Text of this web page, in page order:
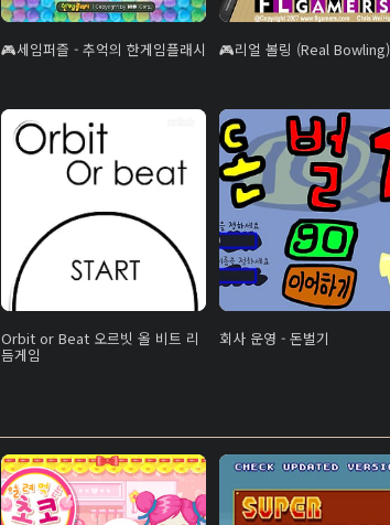
세임퍼즐 - 추억의 한게임플래시 리얼 볼링 (Real Bowling)
Orbit or Beat 오르빗 올 비트 리
듬게임
회사 운영 - 돈벌기